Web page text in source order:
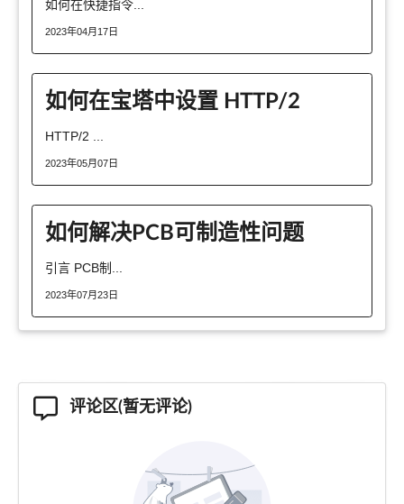
如何在快捷指令...
2023年04月17日
如何在宝塔中设置 HTTP/2
HTTP/2 ...
2023年05月07日
如何解决PCB可制造性问题
引言 PCB制...
2023年07月23日
评论区(暂无评论)